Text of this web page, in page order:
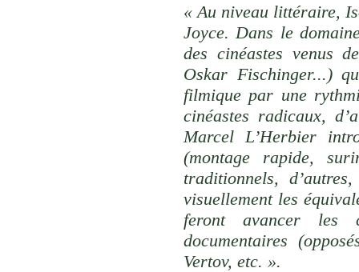
« Au niveau littéraire,
Joyce. Dans le
des cinéastes venus
Oskar Fischinger...)
filmique par une
cinéastes radicaux,
Marcel L’Herbier
(montage rapide,
traditionnels,
visuellement les
feront avancer les
documentaires
Vertov, etc. ».